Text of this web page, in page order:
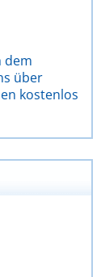
dem
über
kostenlos